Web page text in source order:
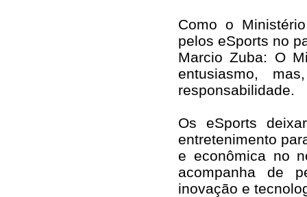
Como o
pelos eSports no
Marcio Zuba: O
entusiasmo,
responsabilidade.
Os eSports
entretenimento
e econômica no
acompanha de
inovação e